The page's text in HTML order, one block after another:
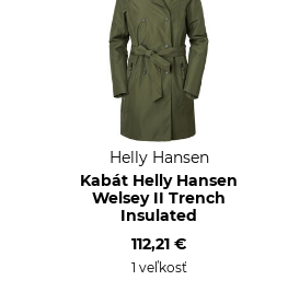
Helly Hansen
Kabát Helly Hansen
Welsey II Trench
Insulated
112,21 €
1 veľkosť